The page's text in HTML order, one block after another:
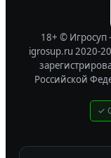
18+ ©
igrosup.ru 2020-
Российской
✓